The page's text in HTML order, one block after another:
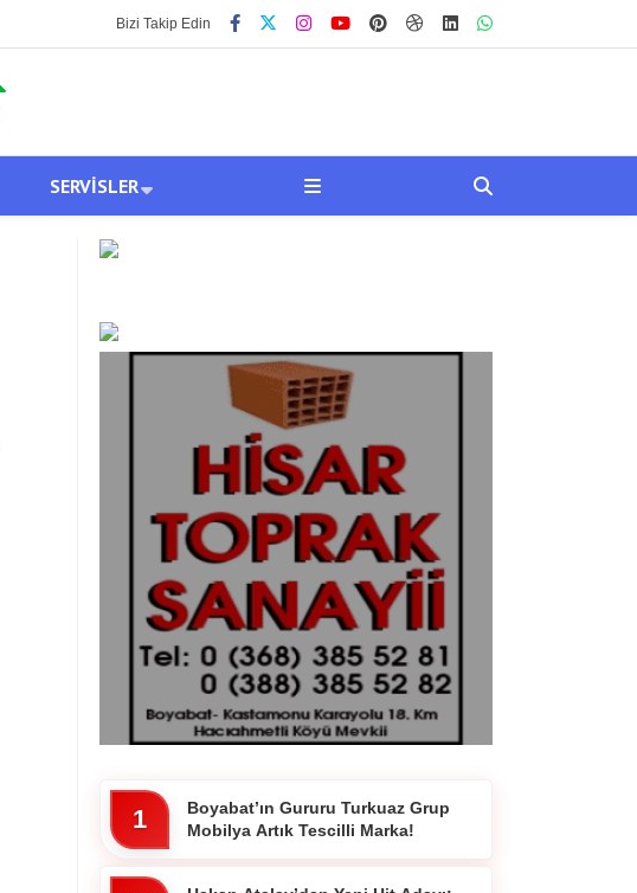
Bizi Takip Edin
SERVISLER
1
Boyabat’ın Gururu Turkuaz Grup
Mobilya Artık Tescilli Marka!